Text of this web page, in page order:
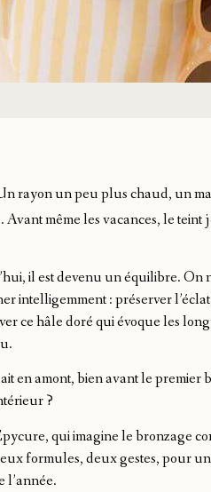
rayon un peu plus chaud, un
Avant même les vacances, le teint
il est devenu un équilibre. On
intelligemment : préserver
ce hâle doré qui évoque les
en amont, bien avant le premier
?
qui imagine le bronzage
formules, deux gestes, pour
l’année.